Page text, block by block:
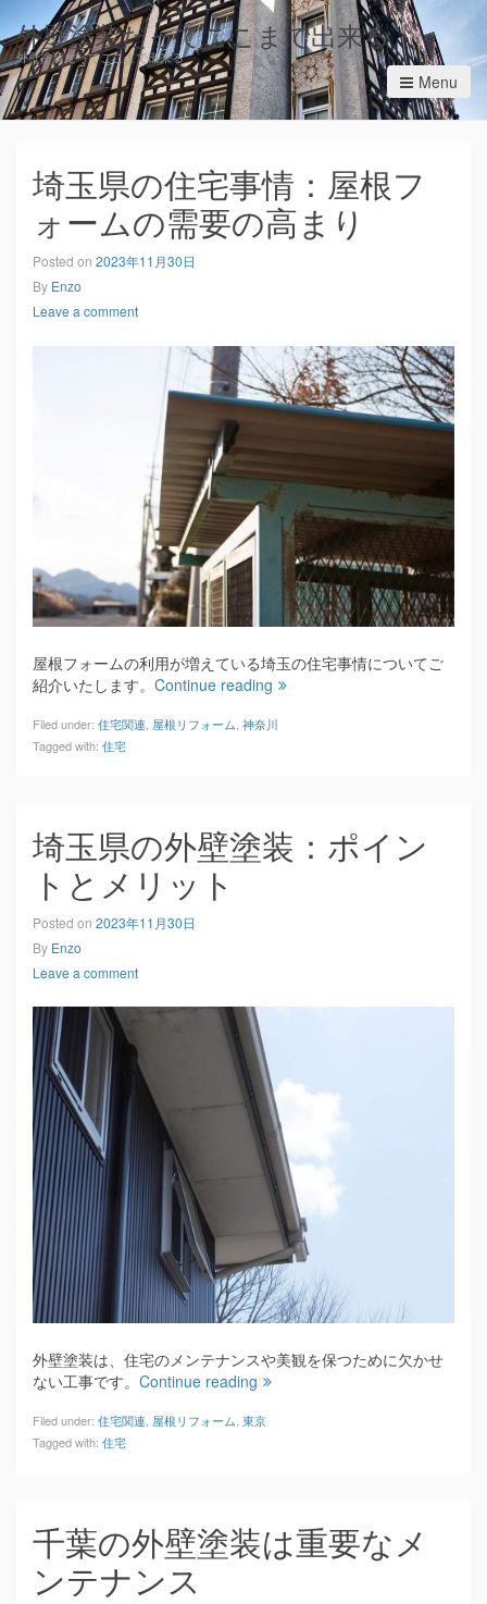
外壁塗装だってここまで出来る
外壁塗装だってここまで出来る
Menu
埼玉県の住宅事情：屋根フ
ォームの需要の高まり
Posted on 2023年11月30日
By Enzo
Leave a comment
屋根フォームの利用が増えている埼玉の住宅事情についてご
紹介いたします。 Continue reading
Filed under: 住宅関連 屋根リフォーム 神奈川
Tagged with: 住宅
埼玉県の外壁塗装：ポイン
トとメリット
Posted on 2023年11月30日
By Enzo
Leave a comment
外壁塗装は、住宅のメンテナンスや美観を保つために欠かせ
ない工事です。 Continue reading
Filed under: 住宅関連 屋根リフォーム 東京
Tagged with: 住宅
千葉の外壁塗装は重要なメ
ンテナンス